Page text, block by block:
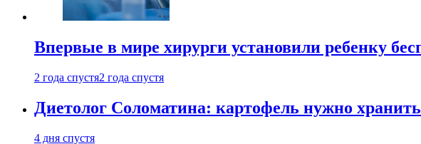
Впервые в мире хирурги установили ребенку
2 года спустя2 года спустя
Диетолог Соломатина: картофель нужно
4 дня спустя